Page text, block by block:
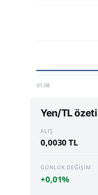
01.08
Yen/TL özeti
ALIŞ
0,0030 TL
GÜNLÜK DEĞIŞIM
+0,01%